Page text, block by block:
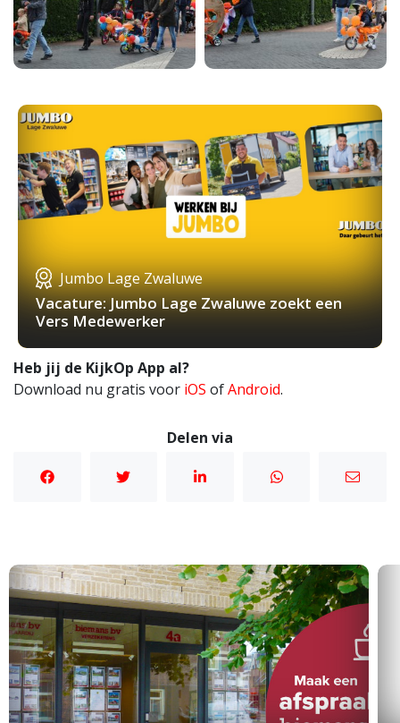
Jumbo Lage Zwaluwe
Vacature: Jumbo Lage Zwaluwe zoekt een
Vers Medewerker
Heb jij de KijkOp App al?
Download nu gratis voor iOS ofAndroid.
Delen via